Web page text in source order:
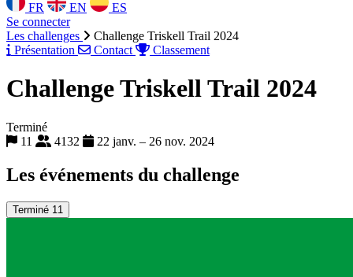
FR EN
ES
Se connecter
Les challenges
Challenge Triskell Trail 2024
Présentation
Contact Classement
Challenge Triskell Trail 2024
Terminé
11
4132 22 janv. – 26 nov. 2024
Les événements du challenge
Terminé 11